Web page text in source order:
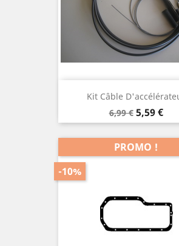
Kit Câble
Prix
de
base
6,99 € Prix
5,59 €
-10%
PROMO !